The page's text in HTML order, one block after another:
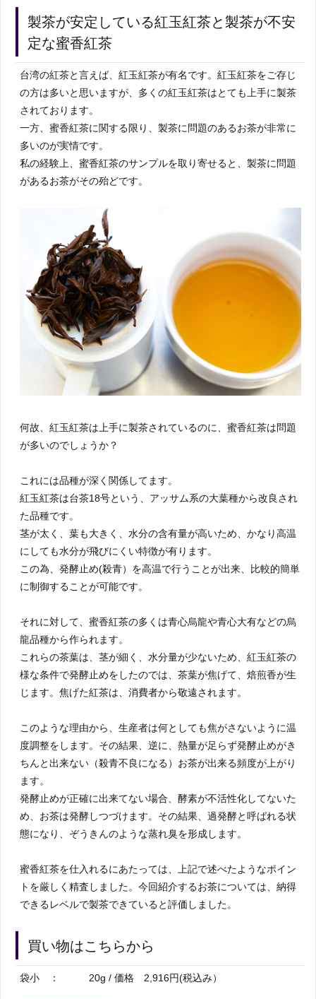
製茶が安定している紅玉紅茶と製茶が不安
定な蜜香紅茶
台湾の紅茶と言えば、紅玉紅茶が有名です。紅玉紅茶をご存じ
の方は多いと思いますが、多くの紅玉紅茶はとても上手に製茶
されております。
一方、蜜香紅茶に関する限り、製茶に問題のあるお茶が非常に
多いのが実情です。
私の経験上、蜜香紅茶のサンプルを取り寄せると、製茶に問題
があるお茶がその殆どです。
何故、紅玉紅茶は上手に製茶されているのに、蜜香紅茶は問題
が多いのでしょうか？
これには品種が深く関係してます。
紅玉紅茶は台茶18号という、アッサム系の大葉種から改良され
た品種です。
茎が太く、葉も大きく、水分の含有量が高いため、かなり高温
にしても水分が飛びにくい特徴が有ります。
この為、発酵止め(殺青）を高温で行うことが出来、比較的簡単
に制御することが可能です。
それに対して、蜜香紅茶の多くは青心烏龍や青心大有などの烏
龍品種から作られます。
これらの茶葉は、茎が細く、水分量が少ないため、紅玉紅茶の
様な条件で発酵止めをしたのでは、茶葉が焦げて、焙煎香が生
じます。焦げた紅茶は、消費者から敬遠されます。
このような理由から、生産者は何としても焦がさないように温
度調整をします。その結果、逆に、熱量が足らず発酵止めがき
ちんと出来ない（殺青不良になる）お茶が出来る頻度が上がり
ます。
発酵止めが正確に出来てない場合、酵素が不活性化してないた
め、お茶は発酵しつづけます。その結果、過発酵と呼ばれる状
態になり、ぞうきんのような蒸れ臭を形成します。
蜜香紅茶を仕入れるにあたっては、上記で述べたようなポイン
トを厳しく精査しました。今回紹介するお茶については、納得
できるレベルで製茶できていると評価しました。
買い物はこちらから
袋小 ： 20g / 価格 2,916円(税込み）